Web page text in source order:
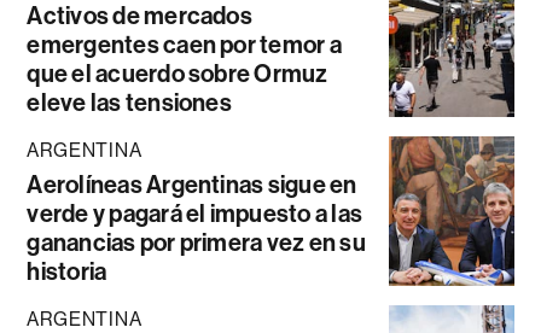
Activos de mercados
emergentes caen por temor a
que el acuerdo sobre Ormuz
eleve las tensiones
ARGENTINA
Aerolíneas Argentinas sigue en
verde y pagará el impuesto a las
ganancias por primera vez en su
historia
ARGENTINA